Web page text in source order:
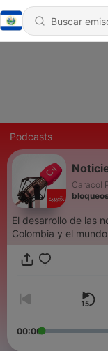
Podcasts
Caracol
El desarrollo de las
Colombia y el
00:00